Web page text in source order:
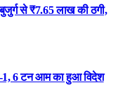
से ₹7.65 लाख की ठगी,
1, 6 टन आम का हुआ विदेश